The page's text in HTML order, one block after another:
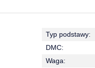
Typ podstawy:
DMC:
Waga: